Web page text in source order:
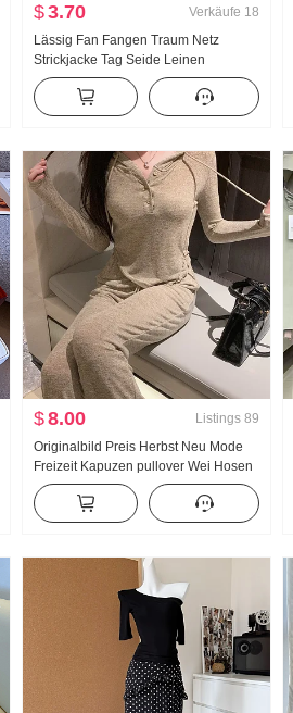
$3.70 Verkäufe 18
Lässig Fan Fangen Traum Netz
Strickjacke Tag Seide Leinen
Handarbeit Wählen Loch
Durchbrochen Strick Strickjacke
Damen Klimaanlage Sonnenschutz
$8.00 Listings 89
Originalbild Preis Herbst Neu Mode
Freizeit Kapuzen pullover Wei Hosen
Schlank Anzug Sporta nzug Damen
Modisch